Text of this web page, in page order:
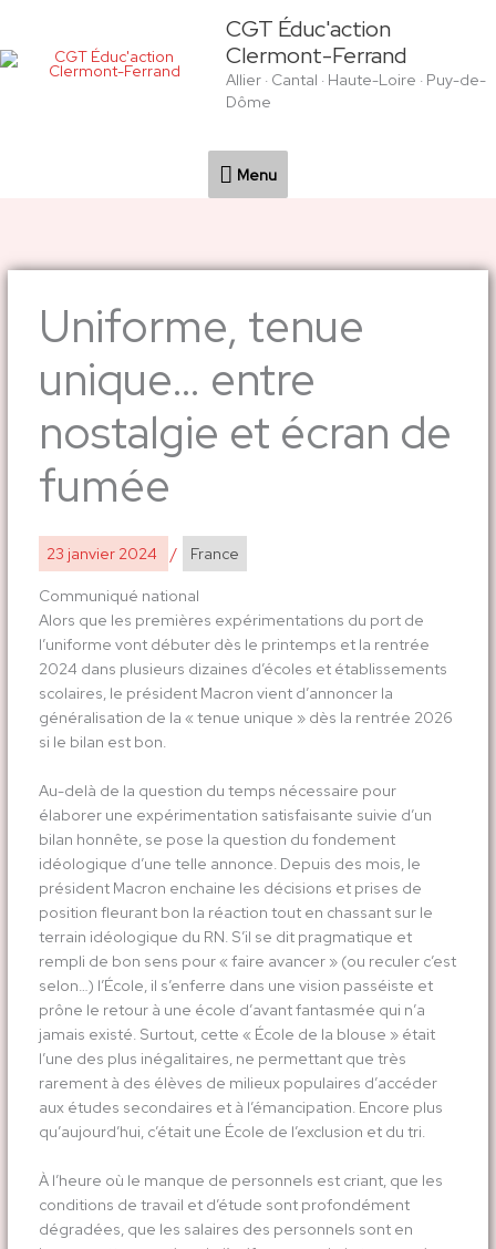
contenu
CGT Éduc'action
Clermont-Ferrand
Allier · Cantal · Haute-Loire · Puy-de-
Dôme
Menu
Menu
Uniforme, tenue
unique… entre
nostalgie et écran de
fumée
23 janvier 2024 / France
Communiqué national
Alors que les premières expérimentations du port de
l’uniforme vont débuter dès le printemps et la rentrée
2024 dans plusieurs dizaines d’écoles et établissements
scolaires, le président Macron vient d’annoncer la
généralisation de la « tenue unique » dès la rentrée 2026
si le bilan est bon.
Au-delà de la question du temps nécessaire pour
élaborer une expérimentation satisfaisante suivie d’un
bilan honnête, se pose la question du fondement
idéologique d’une telle annonce. Depuis des mois, le
président Macron enchaine les décisions et prises de
position fleurant bon la réaction tout en chassant sur le
terrain idéologique du RN. S’il se dit pragmatique et
rempli de bon sens pour « faire avancer » (ou reculer c’est
selon…) l’École, il s’enferre dans une vision passéiste et
prône le retour à une école d’avant fantasmée qui n’a
jamais existé. Surtout, cette « École de la blouse » était
l’une des plus inégalitaires, ne permettant que très
rarement à des élèves de milieux populaires d’accéder
aux études secondaires et à l’émancipation. Encore plus
qu’aujourd’hui, c’était une École de l’exclusion et du tri.
À l’heure où le manque de personnels est criant, que les
conditions de travail et d’étude sont profondément
dégradées, que les salaires des personnels sont en